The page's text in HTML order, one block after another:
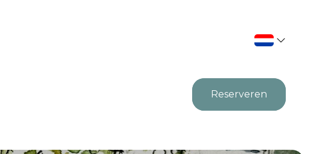
Reserveren